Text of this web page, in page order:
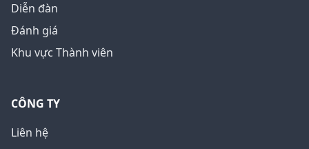
Diễn đàn
Đánh giá
Khu vực Thành viên
CÔNG TY
Liên hệ